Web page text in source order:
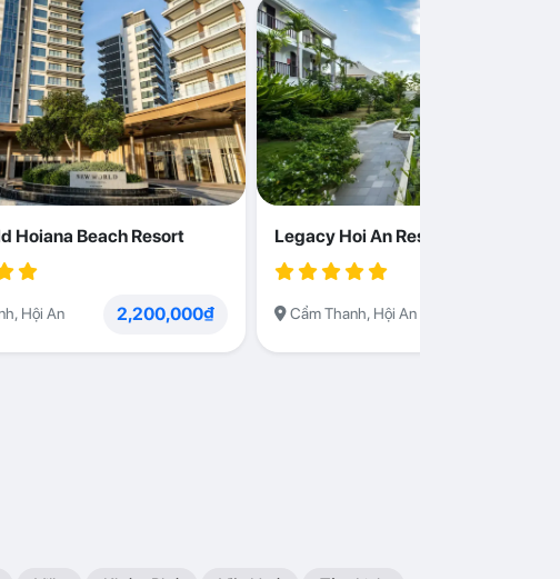
Hoiana Beach Resort
Hội An 2,200,000₫
Legacy Hoi An Resort
Cẩm Thanh, Hội An